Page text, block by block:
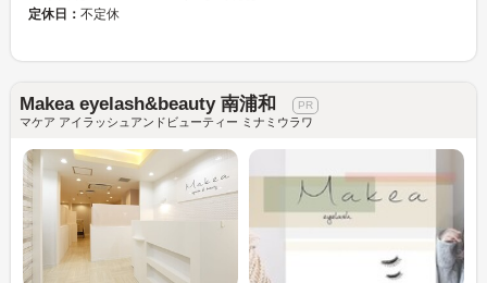
定休日： 不定休
Makea eyelash&beauty 南浦和
マケア アイラッシュアンドビューティー ミナミウラワ